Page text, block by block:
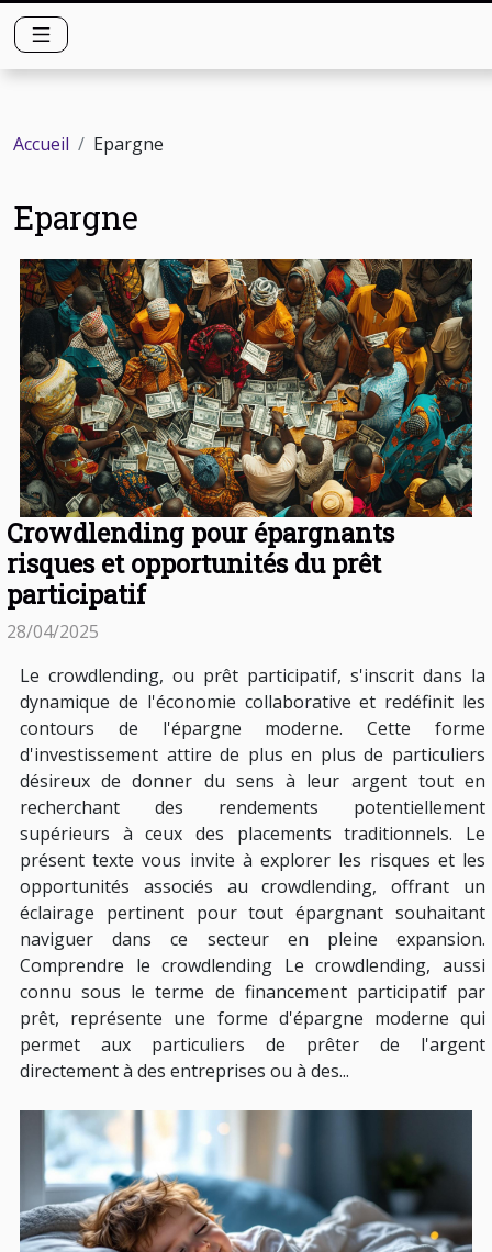
Accueil Epargne
Epargne
Crowdlending pour épargnants
risques et opportunités du prêt
participatif
28/04/2025
Le crowdlending, ou prêt participatif, s'inscrit dans la
dynamique de l'économie collaborative et redéfinit les
contours de l'épargne moderne. Cette forme
d'investissement attire de plus en plus de particuliers
désireux de donner du sens à leur argent tout en
recherchant des rendements potentiellement
supérieurs à ceux des placements traditionnels. Le
présent texte vous invite à explorer les risques et les
opportunités associés au crowdlending, offrant un
éclairage pertinent pour tout épargnant souhaitant
naviguer dans ce secteur en pleine expansion.
Comprendre le crowdlending Le crowdlending, aussi
connu sous le terme de financement participatif par
prêt, représente une forme d'épargne moderne qui
permet aux particuliers de prêter de l'argent
directement à des entreprises ou à des...